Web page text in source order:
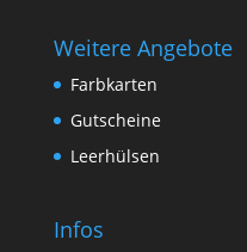
Weitere Angebote
Farbkarten
Gutscheine
Leerhülsen
Infos